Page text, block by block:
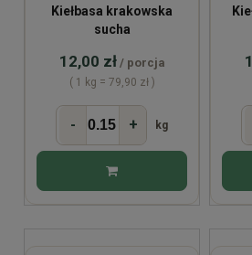
Kiełbasa krakowska
sucha
12,00 zł / porcja
( 1 kg = 79,90 zł )
- + kg